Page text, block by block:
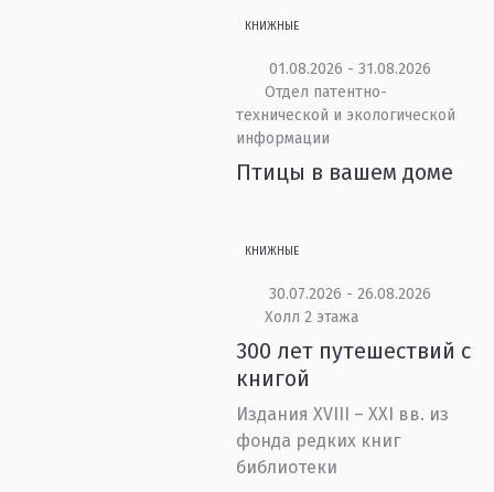
КНИЖНЫЕ
01.08.2026 - 31.08.2026
Отдел патентно-
технической и экологической
информации
Птицы в вашем доме
КНИЖНЫЕ
30.07.2026 - 26.08.2026
Холл 2 этажа
300 лет путешествий с
книгой
Издания XVIII – XXI вв. из
фонда редких книг
библиотеки